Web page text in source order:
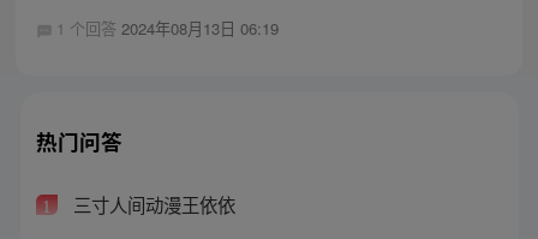
1 个回答 2024年08月13日 06:19
热门问答
1 三寸人间动漫王依依